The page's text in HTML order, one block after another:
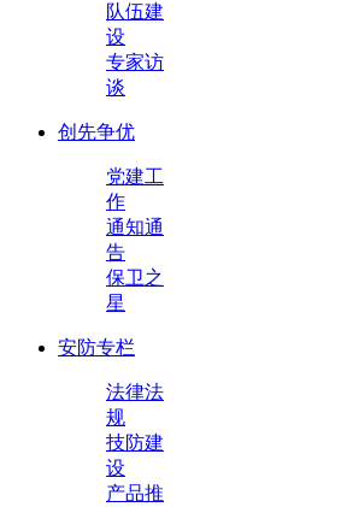
队伍建
设
专家访
谈
创先争优
党建工
作
通知通
告
保卫之
星
安防专栏
法律法
规
技防建
设
产品推